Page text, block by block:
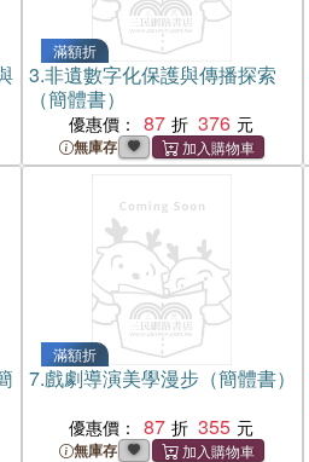
滿額折
3.非遺數字化保護與傳播探索
（簡體書）
優惠價： 87 376
無庫存
滿額折
7.戲劇導演美學漫步（簡體書）
優惠價： 87 355
無庫存